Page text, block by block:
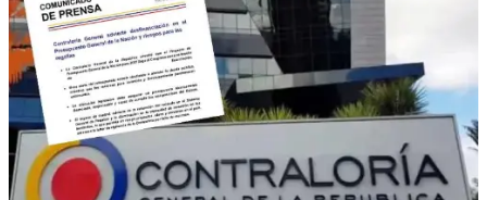
poder
cuando
las
empresas
crecen
share
Oriente
antioqueño
share